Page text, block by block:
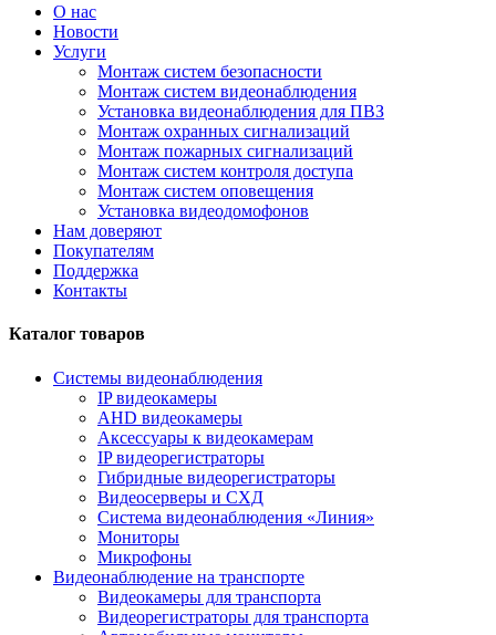
О нас
Новости
Услуги
Монтаж систем безопасности
Монтаж систем видеонаблюдения
Установка видеонаблюдения для ПВЗ
Монтаж охранных сигнализаций
Монтаж пожарных сигнализаций
Монтаж систем контроля доступа
Монтаж систем оповещения
Установка видеодомофонов
Нам доверяют
Покупателям
Поддержка
Контакты
Каталог товаров
Системы видеонаблюдения
IP видеокамеры
AHD видеокамеры
Аксессуары к видеокамерам
IP видеорегистраторы
Гибридные видеорегистраторы
Видеосерверы и СХД
Система видеонаблюдения «Линия»
Мониторы
Микрофоны
Видеонаблюдение на транспорте
Видеокамеры для транспорта
Видеорегистраторы для транспорта